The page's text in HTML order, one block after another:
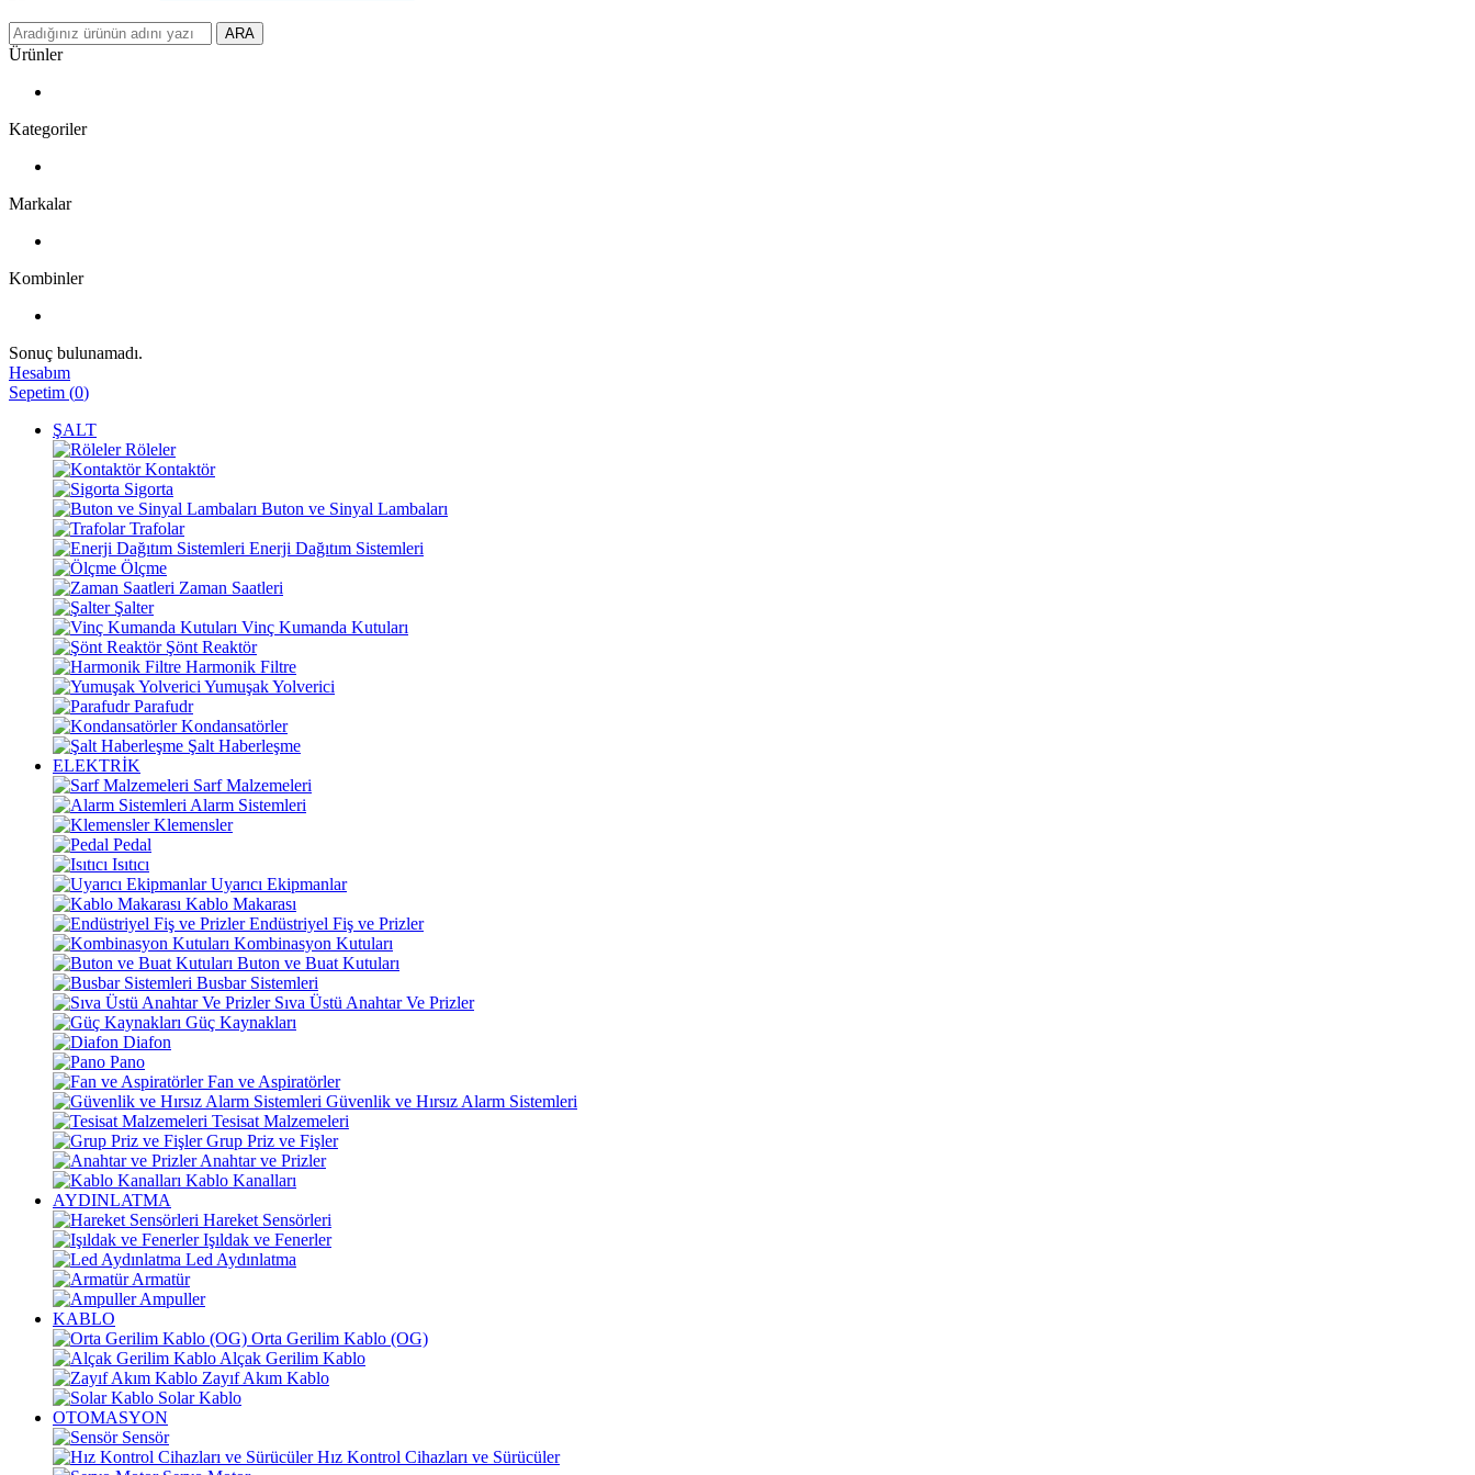
ARA
Ürünler
Kategoriler
Markalar
Kombinler
Sonuç bulunamadı.
Hesabım
Sepetim (0)
ŞALT
Röleler
Kontaktör
Sigorta
Buton ve Sinyal Lambaları
Trafolar
Enerji Dağıtım Sistemleri
Ölçme
Zaman Saatleri
Şalter
Vinç Kumanda Kutuları
Şönt Reaktör
Harmonik Filtre
Yumuşak Yolverici
Parafudr
Kondansatörler
Şalt Haberleşme
ELEKTRİK
Sarf Malzemeleri
Alarm Sistemleri
Klemensler
Pedal
Isıtıcı
Uyarıcı Ekipmanlar
Kablo Makarası
Endüstriyel Fiş ve Prizler
Kombinasyon Kutuları
Buton ve Buat Kutuları
Busbar Sistemleri
Sıva Üstü Anahtar Ve Prizler
Güç Kaynakları
Diafon
Pano
Fan ve Aspiratörler
Güvenlik ve Hırsız Alarm Sistemleri
Tesisat Malzemeleri
Grup Priz ve Fişler
Anahtar ve Prizler
Kablo Kanalları
AYDINLATMA
Hareket Sensörleri
Işıldak ve Fenerler
Led Aydınlatma
Armatür
Ampuller
KABLO
Orta Gerilim Kablo (OG)
Alçak Gerilim Kablo
Zayıf Akım Kablo
Solar Kablo
OTOMASYON
Sensör
Hız Kontrol Cihazları ve Sürücüler